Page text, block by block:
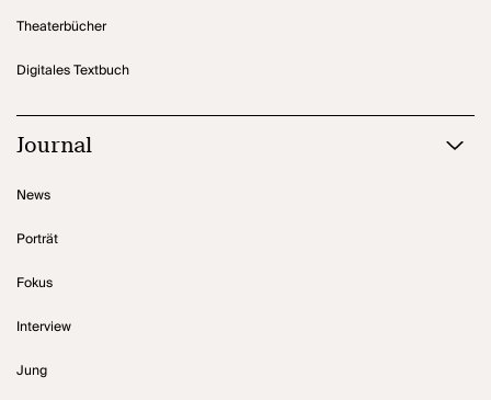
Theaterbücher
Digitales Textbuch
Journal
News
Porträt
Fokus
Interview
Jung